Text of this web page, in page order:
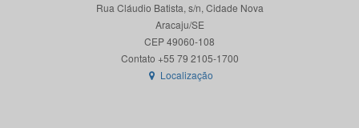
Rua Cláudio Batista, s/n, Cidade Nova
Aracaju/SE
CEP 49060-108
Localização